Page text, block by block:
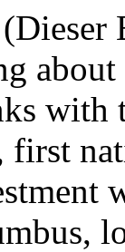
(Dieser
with
first